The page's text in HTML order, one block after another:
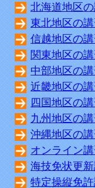
北海道地区
東北地区の
信越地区の
関東地区の
中部地区の
近畿地区の
四国地区の
九州地区の
沖縄地区の
オンライン
海技免状更
特定操縦免許